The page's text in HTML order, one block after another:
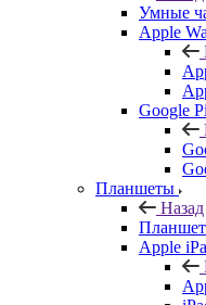
Умные
Apple
Google
Планшеты
Назад
Apple